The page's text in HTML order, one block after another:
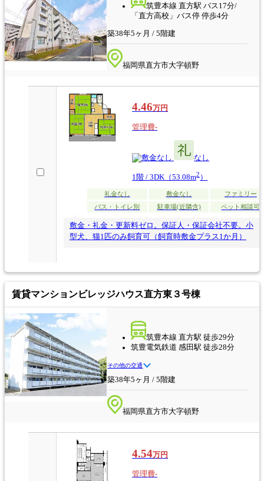
筑豊本線 直方駅 バス17分/
「直方高校」バス停 停歩4分
築38年5ヶ月 / 5階建
福岡県直方市大字頓野
4.46万円
管理費-
なし なし
1階 / 3DK（53.08m2）
礼金なし 敷金なし
ファミリー
バス・トイレ別
駐車場(近隣含) ペット相談可
敷金・礼金・更新料ゼロ。保証人・保証会社不要。小
型犬、猫1匹のみ飼育可（飼育時敷金プラス1か月）
賃貸マンションビレッジハウス直方東３号棟
筑豊本線 直方駅 徒歩29分
筑豊電気鉄道 感田駅 徒歩28分
その他の交通
築38年5ヶ月 / 5階建
福岡県直方市大字頓野
4.54万円
管理費-